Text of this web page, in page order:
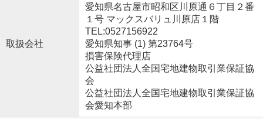
取扱会社
愛知県名古屋市昭和区川原通６丁目２番
１号 マックスバリュ川原店１階
TEL:0527156922
愛知県知事 (1) 第23764号
損害保険代理店
公益社団法人全国宅地建物取引業保証協
会
公益社団法人全国宅地建物取引業保証協
会愛知本部